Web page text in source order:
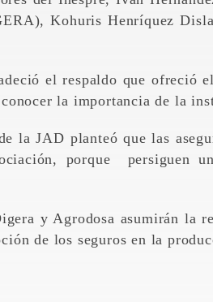
Kohuris Henríquez
el respaldo que ofreció
la importancia de la
la JAD planteó que las
porque persiguen
y Agrodosa asumirán la
de los seguros en la